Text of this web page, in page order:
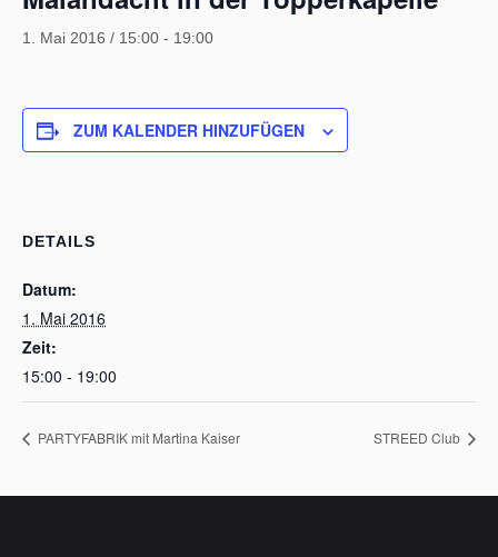
1. Mai 2016 / 15:00 - 19:00
ZUM KALENDER HINZUFÜGEN
DETAILS
Datum:
1. Mai 2016
Zeit:
15:00 - 19:00
PARTYFABRIK mit Martina Kaiser STREED Club